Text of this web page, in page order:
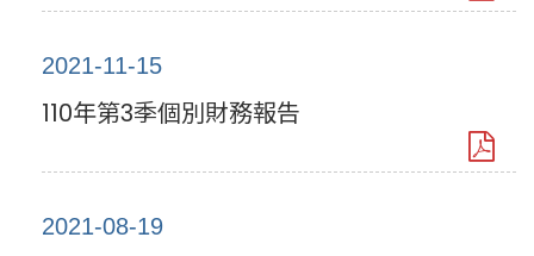
2021-11-15
110年第3季個別財務報告
2021-08-19